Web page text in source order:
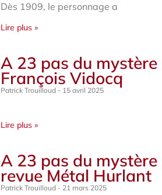
Dès 1909, le personnage a
Lire plus »
A 23 pas du mystère
François Vidocq
Patrick Trouilloud 15 avril 2025
Lire plus »
A 23 pas du mystère
revue Métal Hurlant
Patrick Trouilloud 21 mars 2025